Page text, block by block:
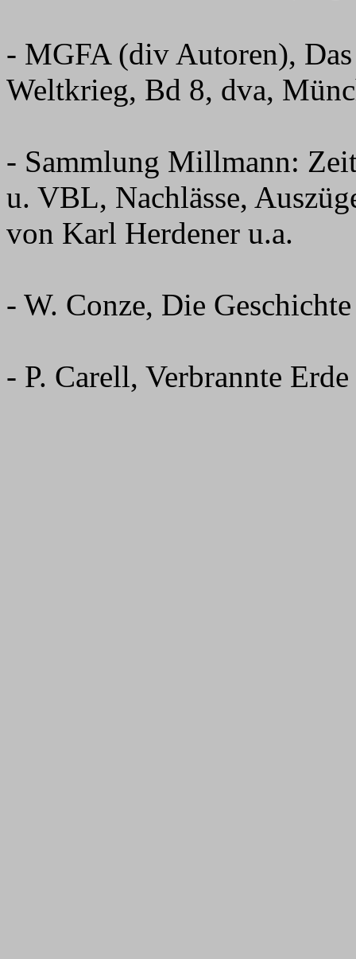
- MGFA (div Autoren),
Weltkrieg, Bd 8, dva,
- Sammlung Millmann:
u. VBL, Nachlässe,
von Karl Herdener u.a.
- W. Conze, Die
- P. Carell, Verbrannte Erde